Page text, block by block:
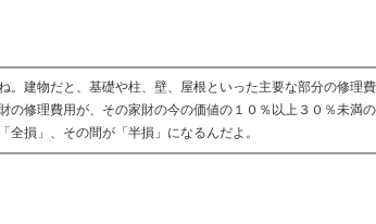
。建物だと、基礎や柱、壁、屋根といった主要な部分の修理
の修理費用が、その家財の今の価値の１０％以上３０％未満
全損」、その間が「半損」になるんだよ。